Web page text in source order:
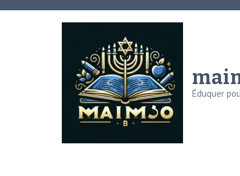
Aller
Éduquer